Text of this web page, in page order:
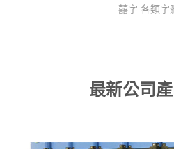
囍字 各類字
最新公司